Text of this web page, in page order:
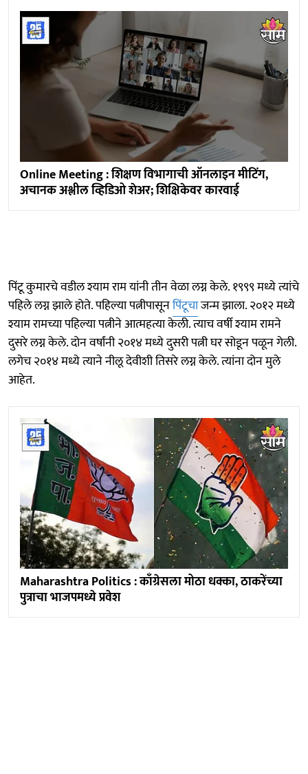
Online Meeting : शिक्षण विभागाची ऑनलाइन मीटिंग,
अचानक अश्लील व्हिडिओ शेअर; शिक्षिकेवर कारवाई
पिंटू कुमारचे वडील श्याम राम यांनी तीन वेळा लग्न केले. १९९९ मध्ये त्यांचे
पहिले लग्न झाले होते. पहिल्या पत्नीपासूनपिंटूचाजन्म झाला. २०१२ मध्ये
श्याम रामच्या पहिल्या पत्नीने आत्महत्या केली. त्याच वर्षी श्याम रामने
दुसरे लग्न केले. दोन वर्षांनी २०१४ मध्ये दुसरी पत्नी घर सोडून पळून गेली.
लगेच २०१४ मध्ये त्याने नीलू देवीशी तिसरे लग्न केले. त्यांना दोन मुले
आहेत.
Maharashtra Politics : काँग्रेसला मोठा धक्का, ठाकरेंच्या
पुत्राचा भाजपमध्ये प्रवेश